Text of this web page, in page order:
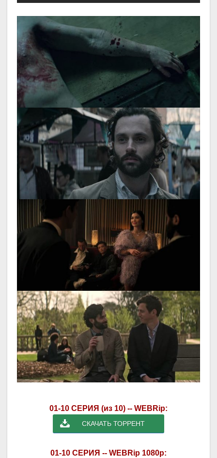
01-10 СЕРИЯ (из 10) -- WEBRip:
СКАЧАТЬ ТОРРЕНТ
01-10 СЕРИЯ -- WEBRip 1080p: